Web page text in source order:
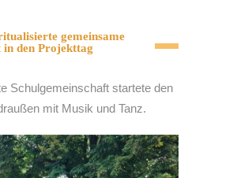
gemeinsame
in den Projekttag
Schulgemeinschaft startete den
mit Musik und Tanz.